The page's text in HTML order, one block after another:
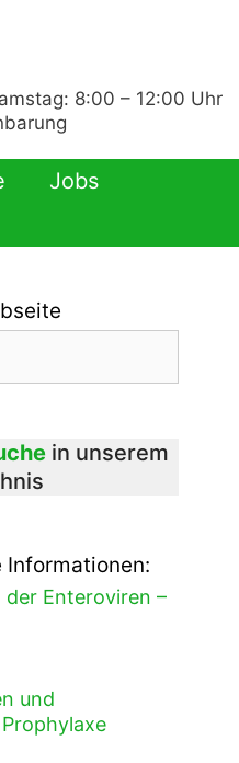
8:00 – 12:00 Uhr
Jobs
in unserem
Informationen:
Enteroviren –
und